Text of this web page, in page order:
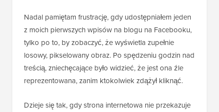
Nadal pamiętam frustrację, gdy udostępniałem jeden
z moich pierwszych wpisów na blogu na Facebooku,
tylko po to, by zobaczyć, że wyświetla zupełnie
losowy, pikselowany obraz. Po spędzeniu godzin nad
treścią, zniechęcające było widzieć, że jest ona źle
reprezentowana, zanim ktokolwiek zdążył kliknąć.
Dzieje się tak, gdy strona internetowa nie przekazuje